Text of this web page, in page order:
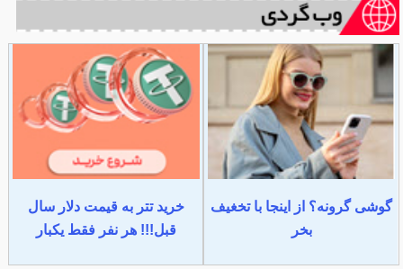
گوشی گرونه؟ از اینجا با تخغیف
بخر
خرید تتر به قیمت دلار سال
قبل!!! هر نفر فقط یکبار